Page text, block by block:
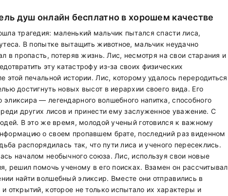
душ онлайн бесплатно в хорошем качестве
трагедия: маленький мальчик пытался спасти лиса,
В попытке вытащить животное, мальчик неудачно
в пропасть, потеряв жизнь. Лис, несмотря на свои старания и
эту катастрофу из-за своих физических
этой печальной истории. Лис, которому удалось переродиться
достигнуть новых высот в иерархии своего вида. Его
— легендарного волшебного напитка, способного
других лисов и принести ему заслуженное уважение. С
В это же время, молодой ученый готовился к важному
о своем пропавшем брате, последний раз виденном
распорядилась так, что пути лиса и ученого пересеклись.
началом необычного союза. Лис, используя свои новые
решил помочь ученому в его поисках. Взамен он рассчитывал
найти волшебный эликсир. Вместе они отправились в
открытий, которое не только испытало их характеры и